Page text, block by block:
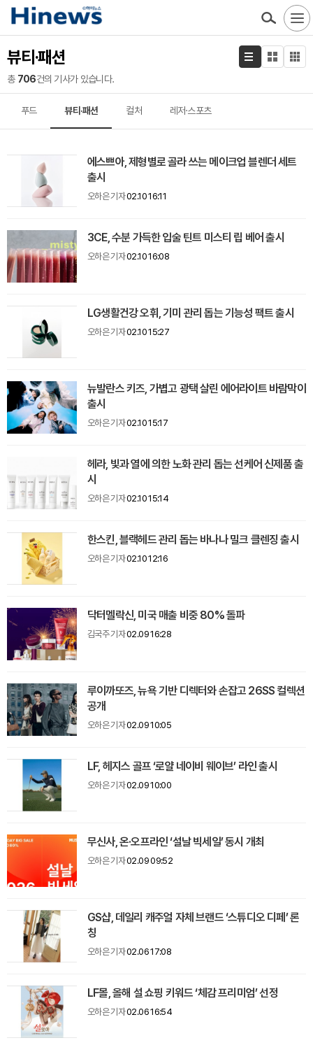
뷰티·패션
총 706건의 기사가 있습니다.
푸드 뷰티·패션 컬처 레저·스포츠
에스쁘아, 제형별로 골라 쓰는 메이크업 블렌더 세트
출시
오하은 기자02.10 16:11
3CE, 수분 가득한 입술 틴트 미스티 립 베어 출시
오하은 기자02.10 16:08
LG생활건강 오휘, 기미 관리 돕는 기능성 팩트 출시
오하은 기자02.10 15:27
뉴발란스 키즈, 가볍고 광택 살린 에어라이트 바람막이
출시
오하은 기자02.10 15:17
헤라, 빛과 열에 의한 노화 관리 돕는 선케어 신제품 출
시
오하은 기자02.10 15:14
한스킨, 블랙헤드 관리 돕는 바나나 밀크 클렌징 출시
오하은 기자02.10 12:16
닥터멜락신, 미국 매출 비중 80% 돌파
김국주 기자02.09 16:28
루이까또즈, 뉴욕 기반 디렉터와 손잡고 26SS 컬렉션
공개
오하은 기자02.09 10:05
LF, 헤지스 골프 ‘로얄 네이비 웨이브’ 라인 출시
오하은 기자02.09 10:00
무신사, 온·오프라인 ‘설날 빅세일’ 동시 개최
오하은 기자02.09 09:52
GS샵, 데일리 캐주얼 자체 브랜드 ‘스튜디오 디페’ 론
칭
오하은 기자02.06 17:08
LF몰, 올해 설 쇼핑 키워드 ‘체감 프리미엄’ 선정
오하은 기자02.06 16:54